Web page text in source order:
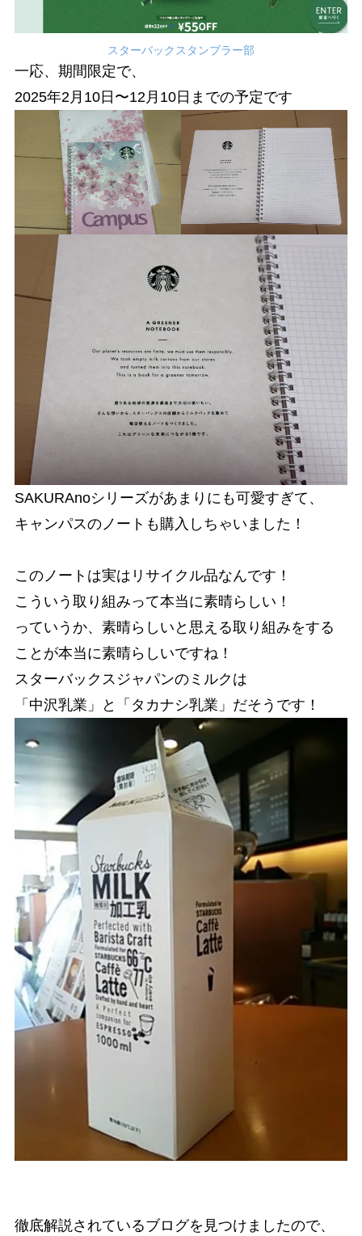
スターバックスタンブラー部
一応、期間限定で、
2025年2月10日〜12月10日までの予定です
SAKURAnoシリーズがあまりにも可愛すぎて、
キャンパスのノートも購入しちゃいました！
このノートは実はリサイクル品なんです！
こういう取り組みって本当に素晴らしい！
っていうか、素晴らしいと思える取り組みをする
ことが本当に素晴らしいですね！
スターバックスジャパンのミルクは
「中沢乳業」と「タカナシ乳業」だそうです！
徹底解説されているブログを見つけましたので、